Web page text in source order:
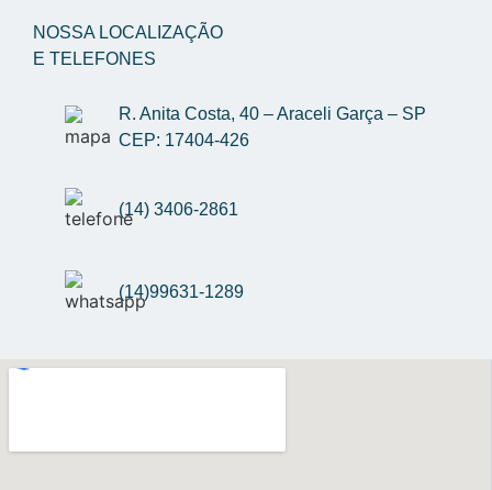
NOSSA LOCALIZAÇÃO
E TELEFONES
R. Anita Costa, 40 – Araceli Garça – SP
CEP: 17404-426
(14) 3406-2861
(14)99631-1289